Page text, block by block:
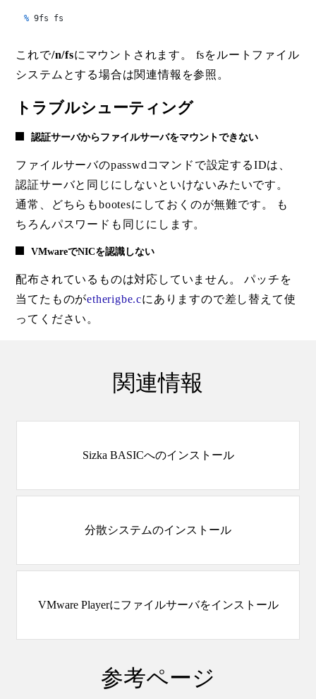
% 9fs fs
これで/n/fsにマウントされます。 fsをルートファイル
システムとする場合は関連情報を参照。
トラブルシューティング
認証サーバからファイルサーバをマウントできない
ファイルサーバのpasswdコマンドで設定するIDは、
認証サーバと同じにしないといけないみたいです。
通常、どちらもbootesにしておくのが無難です。 も
ちろんパスワードも同じにします。
VMwareでNICを認識しない
配布されているものは対応していません。 パッチを
当てたものがetherigbe.cにありますので差し替えて使
ってください。
関連情報
Sizka BASICへのインストール
分散システムのインストール
VMware Playerにファイルサーバをインストール
参考ページ